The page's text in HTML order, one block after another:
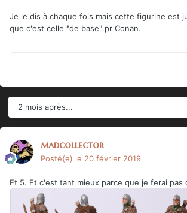
Je le dis à chaque fois mais cette figurine est
que c'est celle "de base" pr Conan.
2 mois après...
madcollector
Posté(e) le 20 février 2019
Et 5. Et c'est tant mieux parce que je ferai pas